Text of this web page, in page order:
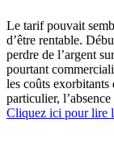
Le tarif pouvait
d’être rentable.
perdre de l’argent
pourtant
les coûts
particulier,
Cliquez ici pour lire